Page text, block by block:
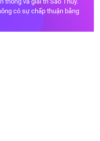
có sự chấp thuận bằng